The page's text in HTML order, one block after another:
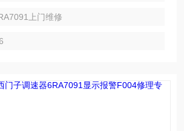
动报警F038维修，西门子调速器6RA70启
上门维修